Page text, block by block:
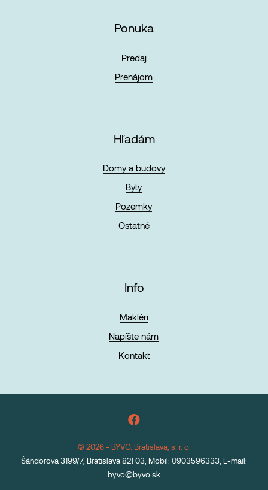
Ponuka
Predaj
Prenájom
Hľadám
Domy a budovy
Byty
Pozemky
Ostatné
Info
Makléri
Napíšte nám
Kontakt
© 2026 - BYVO. Bratislava, s. r. o.
Šándorova 3199/7, Bratislava 821 03, Mobil: 0903596333, E-mail:
byvo@byvo.sk